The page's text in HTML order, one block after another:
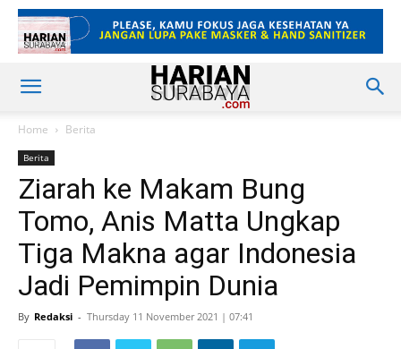
Home Berita
Berita
Ziarah ke Makam Bung
Tomo, Anis Matta Ungkap
Tiga Makna agar Indonesia
Jadi Pemimpin Dunia
By Redaksi - Thursday 11 November 2021 | 07:41